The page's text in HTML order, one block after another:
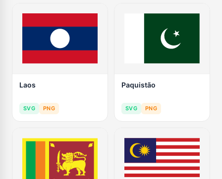
Laos
SVG PNG
Paquistão
SVG PNG